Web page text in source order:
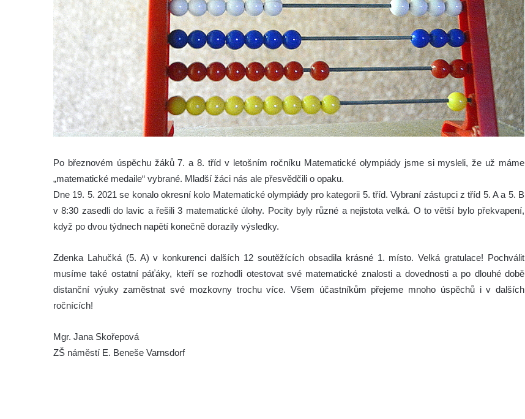
Po březnovém úspěchu žáků 7. a 8. tříd v letošním ročníku Matematické olympiády jsme si mysleli, že už máme
„matematické medaile“ vybrané. Mladší žáci nás ale přesvědčili o opaku.
Dne 19. 5. 2021 se konalo okresní kolo Matematické olympiády pro kategorii 5. tříd. Vybraní zástupci z tříd 5. A a 5. B
v 8:30 zasedli do lavic a řešili 3 matematické úlohy. Pocity byly různé a nejistota velká. O to větší bylo překvapení,
když po dvou týdnech napětí konečně dorazily výsledky.
Zdenka Lahučká (5. A) v konkurenci dalších 12 soutěžících obsadila krásné 1. místo. Velká gratulace! Pochválit
musíme také ostatní páťáky, kteří se rozhodli otestovat své matematické znalosti a dovednosti a po dlouhé době
distanční výuky zaměstnat své mozkovny trochu více. Všem účastníkům přejeme mnoho úspěchů i v dalších
ročnících!
Mgr. Jana Skořepová
ZŠ náměstí E. Beneše Varnsdorf